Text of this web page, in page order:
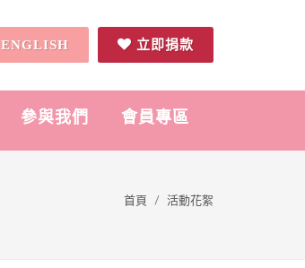
ENGLISH 立即捐款
參與我們 會員專區
首頁 活動花絮